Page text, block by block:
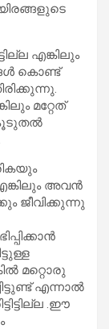
എങ്കിലും
കൊണ്ട്
മറ്റേത്
കൂടുതൽ
അവൻ
ജീവിക്കുന്നു
മറ്റൊരു
എന്നാൽ
.ഈ